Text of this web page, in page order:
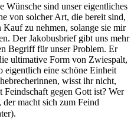
Wünsche sind unser eigentliches
von solcher Art, die bereit sind,
zu nehmen, solange sie mir
Der Jakobusbrief gibt uns mehr
Begriff für unser Problem. Er
ultimative Form von Zwiespalt,
eine schöne Einheit
wisst ihr nicht,
Feindschaft gegen Gott ist? Wer
macht sich zum Feind